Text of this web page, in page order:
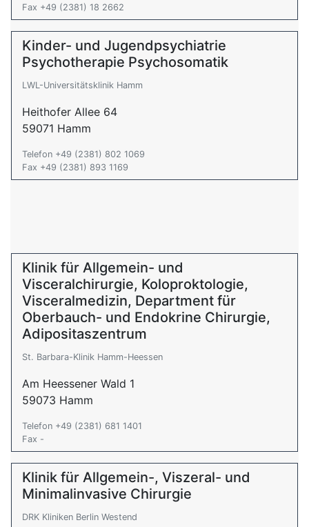
Fax +49 (2381) 18 2662
Kinder- und Jugendpsychiatrie
Psychotherapie Psychosomatik
LWL-Universitätsklinik Hamm
Heithofer Allee 64
59071 Hamm
Telefon +49 (2381) 802 1069
Fax +49 (2381) 893 1169
Klinik für Allgemein- und
Visceralchirurgie, Koloproktologie,
Visceralmedizin, Department für
Oberbauch- und Endokrine Chirurgie,
Adipositaszentrum
St. Barbara-Klinik Hamm-Heessen
Am Heessener Wald 1
59073 Hamm
Telefon +49 (2381) 681 1401
Fax -
Klinik für Allgemein-, Viszeral- und
Minimalinvasive Chirurgie
DRK Kliniken Berlin Westend